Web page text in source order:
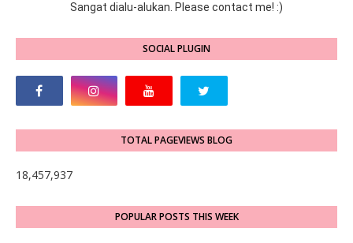
Sangat dialu-alukan. Please contact me! :)
SOCIAL PLUGIN
TOTAL PAGEVIEWS BLOG
18,457,937
POPULAR POSTS THIS WEEK